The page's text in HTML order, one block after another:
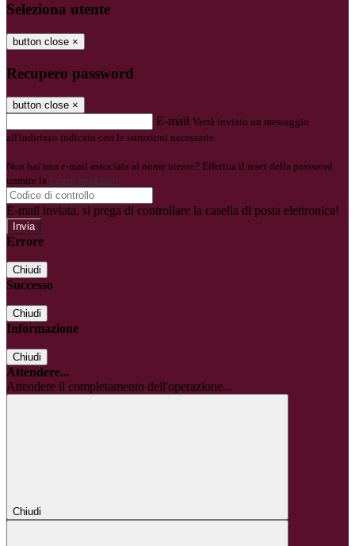
Seleziona utente
button close ×
Recupero password
button close ×
E-mail Verrà inviato un messaggio
all'indirizzo indicato con le istruzioni necessarie.
Non hai una e-mail associata al nome utente? Effettua il reset della password
tramite la Login Spaggiari
E-mail inviata, si prega di controllare la casella di posta elettronica!
Errore
Chiudi
Successo
Chiudi
Informazione
Chiudi
Attendere...
Attendere il completamento dell'operazione...
Chiudi